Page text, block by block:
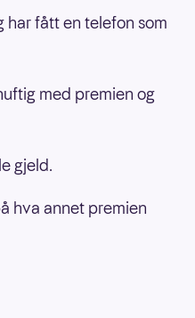
har fått en telefon som
med premien og
gjeld.
hva annet premien